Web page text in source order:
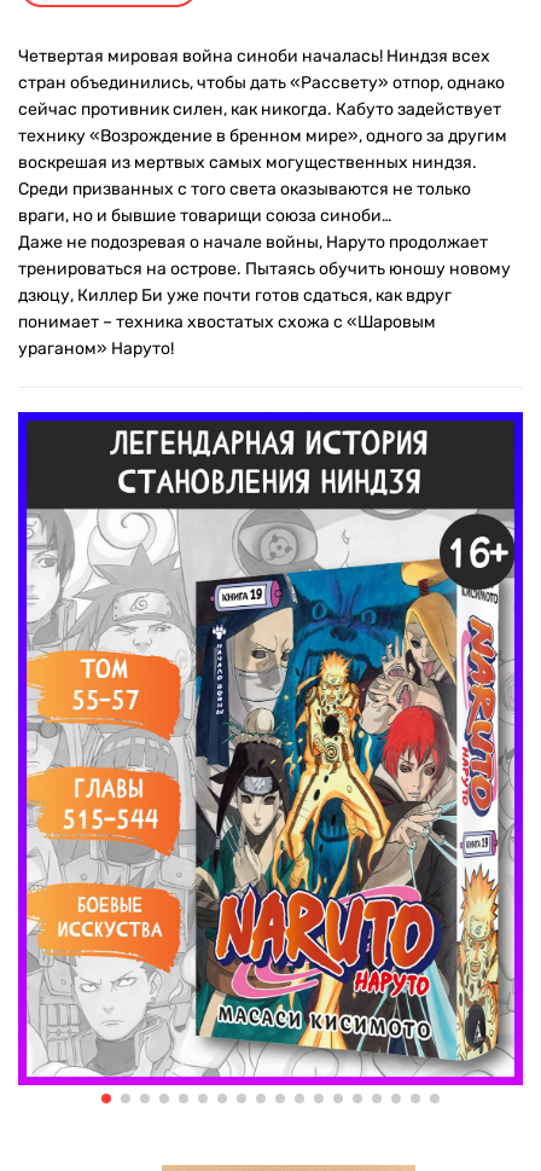
Четвертая мировая война синоби началась! Ниндзя всех
стран объединились, чтобы дать «Рассвету» отпор, однако
сейчас противник силен, как никогда. Кабуто задействует
технику «Возрождение в бренном мире», одного за другим
воскрешая из мертвых самых могущественных ниндзя.
Среди призванных с того света оказываются не только
враги, но и бывшие товарищи союза синоби…
Даже не подозревая о начале войны, Наруто продолжает
тренироваться на острове. Пытаясь обучить юношу новому
дзюцу, Киллер Би уже почти готов сдаться, как вдруг
понимает – техника хвостатых схожа с «Шаровым
ураганом» Наруто!